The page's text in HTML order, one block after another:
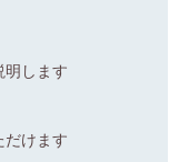
明します
だけます